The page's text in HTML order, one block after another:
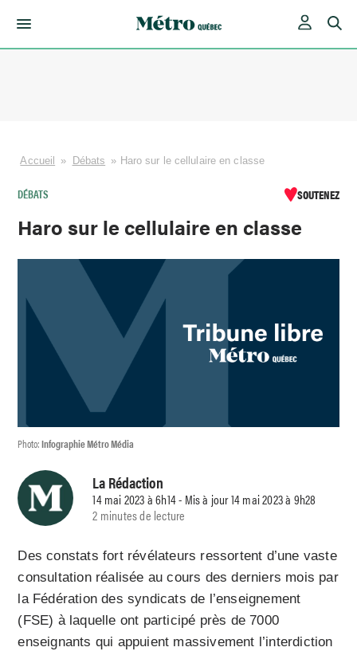
Accueil » Débats » Haro sur le cellulaire en classe
DÉBATS SOUTENEZ
Haro sur le cellulaire en classe
Photo:Infographie Métro Média
La Rédaction
14 mai 2023 à 6h14 - Mis à jour 14 mai 2023 à 9h28
2 minutes de lecture
Des constats fort révélateurs ressortent d’une vaste
consultation réalisée au cours des derniers mois par
la Fédération des syndicats de l’enseignement
(FSE) à laquelle ont participé près de 7000
enseignants qui appuient massivement l’interdiction